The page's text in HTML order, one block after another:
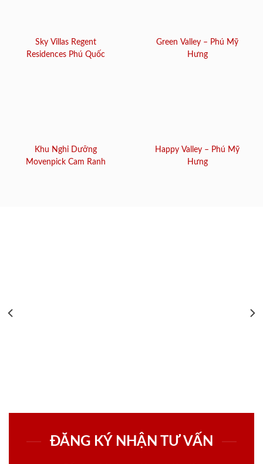
Sky Villas Regent
Residences Phú Quốc
Green Valley – Phú Mỹ
Hưng
Khu Nghỉ Dưỡng
Movenpick Cam Ranh
Happy Valley – Phú Mỹ
Hưng
ĐĂNG KÝ NHẬN TƯ VẤN